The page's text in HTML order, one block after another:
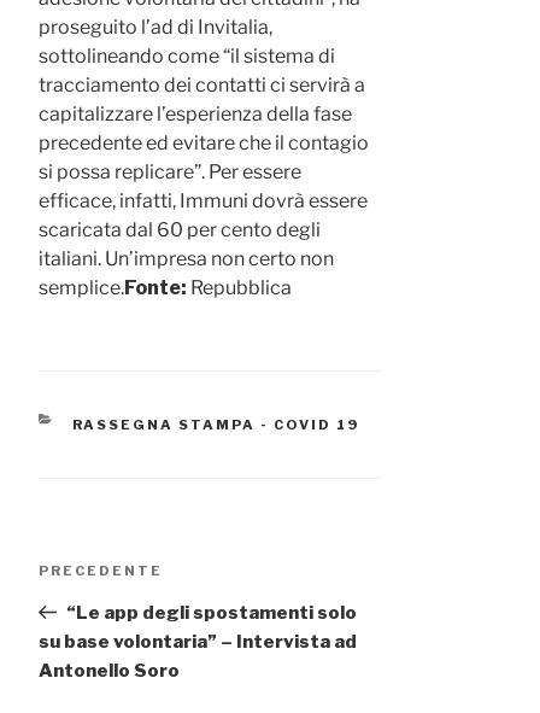
proseguito l’ad di Invitalia,
sottolineando come “il sistema di
tracciamento dei contatti ci servirà a
capitalizzare l’esperienza della fase
precedente ed evitare che il contagio
si possa replicare”. Per essere
efficace, infatti, Immuni dovrà essere
scaricata dal 60 per cento degli
italiani. Un’impresa non certo non
semplice.Fonte: Repubblica
CATEGORIE
RASSEGNA STAMPA - COVID 19
Articolo
PRECEDENTE
“Le app degli spostamenti solo
su base volontaria” – Intervista ad
Antonello Soro